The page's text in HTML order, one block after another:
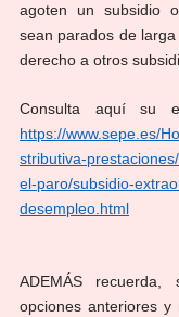
agoten un subsidio
sean parados de
derecho a otros
https://www.sepe.es/
stributiva-
el-paro/subsidio-
desempleo.html
ADEMÁS
opciones anteriores